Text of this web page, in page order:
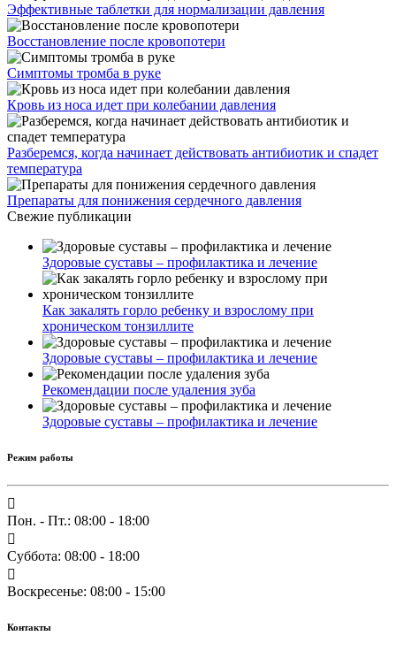
Эффективные таблетки для нормализации давления
Восстановление после кровопотери
Симптомы тромба в руке
Кровь из носа идет при колебании давления
Разберемся, когда начинает действовать антибиотик и спадет
температура
Препараты для понижения сердечного давления
Свежие публикации
Здоровые суставы – профилактика и лечение
Как закалять горло ребенку и взрослому при
хроническом тонзиллите
Здоровые суставы – профилактика и лечение
Рекомендации после удаления зуба
Здоровые суставы – профилактика и лечение
Режим работы
Пон. - Пт.: 08:00 - 18:00
Суббота: 08:00 - 18:00
Воскресенье: 08:00 - 15:00
Контакты